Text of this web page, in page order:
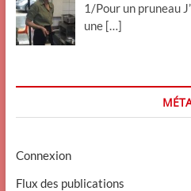
1/Pour un pruneau
une […]
Connexion
Flux des publications